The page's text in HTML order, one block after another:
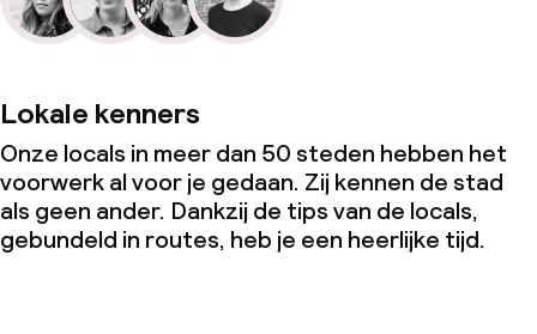
Lokale kenners
Onze locals in meer dan 50 steden hebben het
voorwerk al voor je gedaan. Zij kennen de stad
als geen ander. Dankzij de tips van de locals,
gebundeld in routes, heb je een heerlijke tijd.